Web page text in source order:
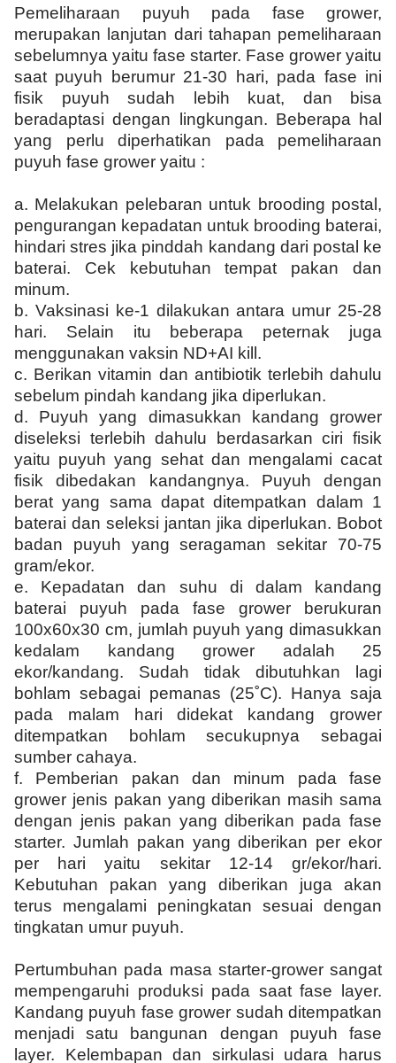
Pemeliharaan puyuh pada fase grower,
merupakan lanjutan dari tahapan pemeliharaan
sebelumnya yaitu fase starter. Fase grower yaitu
saat puyuh berumur 21-30 hari, pada fase ini
fisik puyuh sudah lebih kuat, dan bisa
beradaptasi dengan lingkungan. Beberapa hal
yang perlu diperhatikan pada pemeliharaan
puyuh fase grower yaitu :
a. Melakukan pelebaran untuk brooding postal,
pengurangan kepadatan untuk brooding baterai,
hindari stres jika pinddah kandang dari postal ke
baterai. Cek kebutuhan tempat pakan dan
minum.
b. Vaksinasi ke-1 dilakukan antara umur 25-28
hari. Selain itu beberapa peternak juga
menggunakan vaksin ND+AI kill.
c. Berikan vitamin dan antibiotik terlebih dahulu
sebelum pindah kandang jika diperlukan.
d. Puyuh yang dimasukkan kandang grower
diseleksi terlebih dahulu berdasarkan ciri fisik
yaitu puyuh yang sehat dan mengalami cacat
fisik dibedakan kandangnya. Puyuh dengan
berat yang sama dapat ditempatkan dalam 1
baterai dan seleksi jantan jika diperlukan. Bobot
badan puyuh yang seragaman sekitar 70-75
gram/ekor.
e. Kepadatan dan suhu di dalam kandang
baterai puyuh pada fase grower berukuran
100x60x30 cm, jumlah puyuh yang dimasukkan
kedalam kandang grower adalah 25
ekor/kandang. Sudah tidak dibutuhkan lagi
bohlam sebagai pemanas (25˚C). Hanya saja
pada malam hari didekat kandang grower
ditempatkan bohlam secukupnya sebagai
sumber cahaya.
f. Pemberian pakan dan minum pada fase
grower jenis pakan yang diberikan masih sama
dengan jenis pakan yang diberikan pada fase
starter. Jumlah pakan yang diberikan per ekor
per hari yaitu sekitar 12-14 gr/ekor/hari.
Kebutuhan pakan yang diberikan juga akan
terus mengalami peningkatan sesuai dengan
tingkatan umur puyuh.
Pertumbuhan pada masa starter-grower sangat
mempengaruhi produksi pada saat fase layer.
Kandang puyuh fase grower sudah ditempatkan
menjadi satu bangunan dengan puyuh fase
layer. Kelembapan dan sirkulasi udara harus